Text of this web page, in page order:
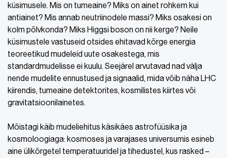
küsimusele. Mis on tumeaine? Miks on ainet rohkem kui
antiainet? Mis annab neutriinodele massi? Miks osakesi on
kolm põlvkonda? Miks Higgsi boson on nii kerge? Neile
küsimustele vastuseid otsides ehitavad kõrge energia
teoreetikud mudeleid uute osakestega, mis
standardmudelisse ei kuulu. Seejärel arvutavad nad välja
nende mudelite ennustused ja signaalid, mida võib näha LHC
kiirendis, tumeaine detektorites, kosmilistes kiirtes või
gravitatsioonilainetes.
Mõistagi käib mudeliehitus käsikäes astrofüüsika ja
kosmoloogiaga: kosmoses ja varajases universumis esineb
aine ülikõrgetel temperatuuridel ja tihedustel, kus rasked –